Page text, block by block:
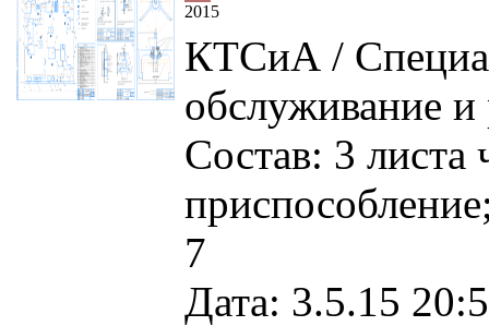
2015
КТСиА /
обслуживание и
Состав: 3 листа
7
Дата: 3.5.15